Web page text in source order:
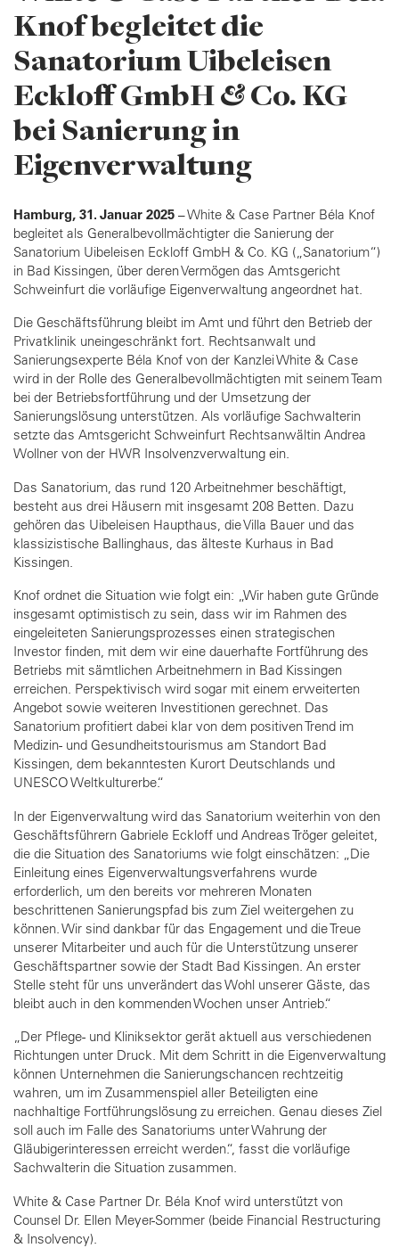
Knof begleitet die
Sanatorium Uibeleisen
Eckloff GmbH & Co. KG
bei Sanierung in
Eigenverwaltung
Hamburg, 31. Januar 2025 – White & Case Partner Béla Knof
begleitet als Generalbevollmächtigter die Sanierung der
Sanatorium Uibeleisen Eckloff GmbH & Co. KG („Sanatorium“)
in Bad Kissingen, über deren Vermögen das Amtsgericht
Schweinfurt die vorläufige Eigenverwaltung angeordnet hat.
Die Geschäftsführung bleibt im Amt und führt den Betrieb der
Privatklinik uneingeschränkt fort. Rechtsanwalt und
Sanierungsexperte Béla Knof von der Kanzlei White & Case
wird in der Rolle des Generalbevollmächtigten mit seinem Team
bei der Betriebsfortführung und der Umsetzung der
Sanierungslösung unterstützen. Als vorläufige Sachwalterin
setzte das Amtsgericht Schweinfurt Rechtsanwältin Andrea
Wollner von der HWR Insolvenzverwaltung ein.
Das Sanatorium, das rund 120 Arbeitnehmer beschäftigt,
besteht aus drei Häusern mit insgesamt 208 Betten. Dazu
gehören das Uibeleisen Haupthaus, die Villa Bauer und das
klassizistische Ballinghaus, das älteste Kurhaus in Bad
Kissingen.
Knof ordnet die Situation wie folgt ein: „Wir haben gute Gründe
insgesamt optimistisch zu sein, dass wir im Rahmen des
eingeleiteten Sanierungsprozesses einen strategischen
Investor finden, mit dem wir eine dauerhafte Fortführung des
Betriebs mit sämtlichen Arbeitnehmern in Bad Kissingen
erreichen. Perspektivisch wird sogar mit einem erweiterten
Angebot sowie weiteren Investitionen gerechnet. Das
Sanatorium profitiert dabei klar von dem positiven Trend im
Medizin- und Gesundheitstourismus am Standort Bad
Kissingen, dem bekanntesten Kurort Deutschlands und
UNESCO Weltkulturerbe.“
In der Eigenverwaltung wird das Sanatorium weiterhin von den
Geschäftsführern Gabriele Eckloff und Andreas Tröger geleitet,
die die Situation des Sanatoriums wie folgt einschätzen: „Die
Einleitung eines Eigenverwaltungsverfahrens wurde
erforderlich, um den bereits vor mehreren Monaten
beschrittenen Sanierungspfad bis zum Ziel weitergehen zu
können. Wir sind dankbar für das Engagement und die Treue
unserer Mitarbeiter und auch für die Unterstützung unserer
Geschäftspartner sowie der Stadt Bad Kissingen. An erster
Stelle steht für uns unverändert das Wohl unserer Gäste, das
bleibt auch in den kommenden Wochen unser Antrieb.“
„Der Pflege- und Kliniksektor gerät aktuell aus verschiedenen
Richtungen unter Druck. Mit dem Schritt in die Eigenverwaltung
können Unternehmen die Sanierungschancen rechtzeitig
wahren, um im Zusammenspiel aller Beteiligten eine
nachhaltige Fortführungslösung zu erreichen. Genau dieses Ziel
soll auch im Falle des Sanatoriums unter Wahrung der
Gläubigerinteressen erreicht werden.“, fasst die vorläufige
Sachwalterin die Situation zusammen.
White & Case Partner Dr. Béla Knof wird unterstützt von
Counsel Dr. Ellen Meyer-Sommer (beide Financial Restructuring
& Insolvency).